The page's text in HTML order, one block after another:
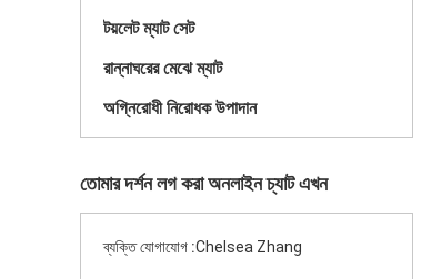
টয়লেট ম্যাট সেট
রান্নাঘরের মেঝে ম্যাট
অগ্নিরোধী নিরোধক উপাদান
তোমার দর্শন লগ করা অনলাইন চ্যাট এখন
ব্যক্তি যোগাযোগ :Chelsea Zhang